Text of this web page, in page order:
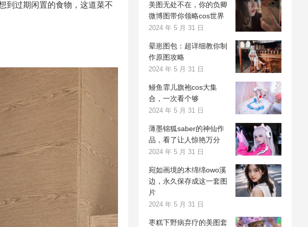
到过期闲置的食物，这道菜不
美图无处不在，你的负卿
微博图带你领略cos世界
2024 年 5 月 31 日
晕崽图包：超详细教你制
作原图攻略
2024 年 5 月 31 日
鳗鱼霏儿旗袍cos大集
合，一次看个够
2024 年 5 月 31 日
薄墨锦狐saber的神仙作
品，看了让人惊艳万分
2024 年 5 月 31 日
宛如画境的木绵绵owo溪
边，永久保存成这一套图
片
2024 年 5 月 31 日
枣糕下野病弃疗的美图套